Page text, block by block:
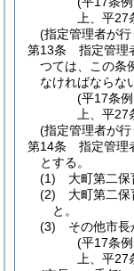
上、平
(指定管理者が
第13条
指定管理
つては、この条
なければならな
(平17条
上、平
(指定管理者が
第14条
指定管理
とする。
(1)
大町第二保
(2)
大町第二保
と。
(3)
その他市
(平17条
上、平